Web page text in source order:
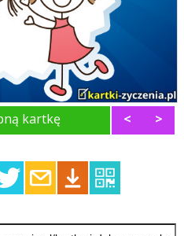
kartkę < >